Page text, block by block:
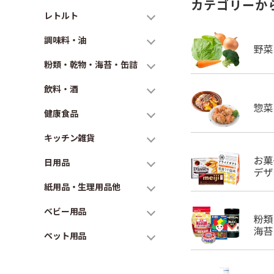
レトルト
調味料・油
粉類・乾物・海苔・缶詰
飲料・酒
健康食品
キッチン雑貨
日用品
紙用品・生理用品他
ベビー用品
ペット用品
カテゴリーか